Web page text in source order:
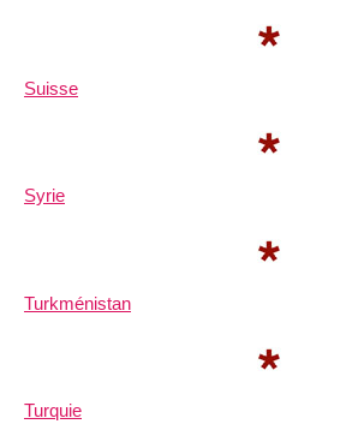
Suisse
Syrie
Turkménistan
Turquie